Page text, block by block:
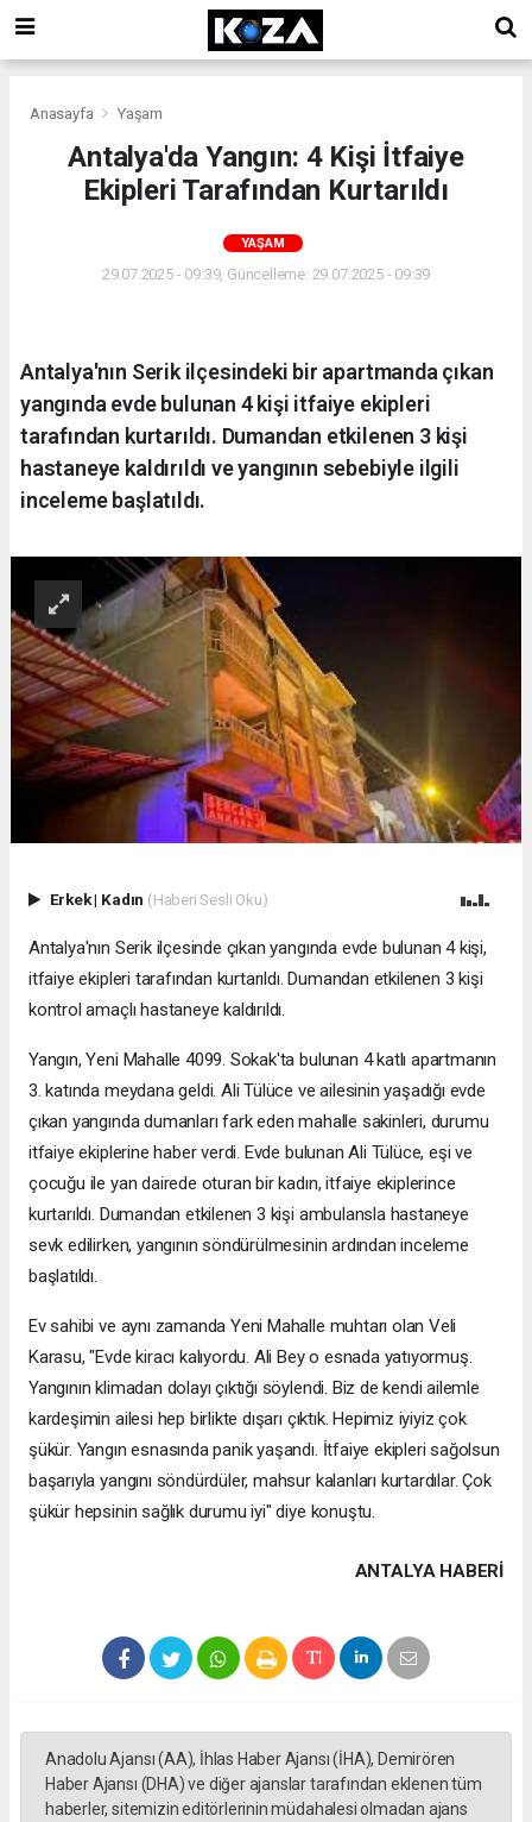
Anasayfa Yaşam
Antalya'da Yangın: 4 Kişi İtfaiye
Ekipleri Tarafından Kurtarıldı
YAŞAM
29.07.2025 - 09:39, Güncelleme: 29.07.2025 - 09:39
Antalya'nın Serik ilçesindeki bir apartmanda çıkan
yangında evde bulunan 4 kişi itfaiye ekipleri
tarafından kurtarıldı. Dumandan etkilenen 3 kişi
hastaneye kaldırıldı ve yangının sebebiyle ilgili
inceleme başlatıldı.
Erkek| Kadın (Haberi Sesli Oku)
Antalya'nın Serik ilçesinde çıkan yangında evde bulunan 4 kişi,
itfaiye ekipleri tarafından kurtarıldı. Dumandan etkilenen 3 kişi
kontrol amaçlı hastaneye kaldırıldı.
Yangın, Yeni Mahalle 4099. Sokak'ta bulunan 4 katlı apartmanın
3. katında meydana geldi. Ali Tülüce ve ailesinin yaşadığı evde
çıkan yangında dumanları fark eden mahalle sakinleri, durumu
itfaiye ekiplerine haber verdi. Evde bulunan Ali Tülüce, eşi ve
çocuğu ile yan dairede oturan bir kadın, itfaiye ekiplerince
kurtarıldı. Dumandan etkilenen 3 kişi ambulansla hastaneye
sevk edilirken, yangının söndürülmesinin ardından inceleme
başlatıldı.
Ev sahibi ve aynı zamanda Yeni Mahalle muhtarı olan Veli
Karasu, "Evde kiracı kalıyordu. Ali Bey o esnada yatıyormuş.
Yangının klimadan dolayı çıktığı söylendi. Biz de kendi ailemle
kardeşimin ailesi hep birlikte dışarı çıktık. Hepimiz iyiyiz çok
şükür. Yangın esnasında panik yaşandı. İtfaiye ekipleri sağolsun
başarıyla yangını söndürdüler, mahsur kalanları kurtardılar. Çok
şükür hepsinin sağlık durumu iyi" diye konuştu.
ANTALYA HABERİ
Anadolu Ajansı (AA), İhlas Haber Ajansı (İHA), Demirören
Haber Ajansı (DHA) ve diğer ajanslar tarafından eklenen tüm
haberler, sitemizin editörlerinin müdahalesi olmadan ajans